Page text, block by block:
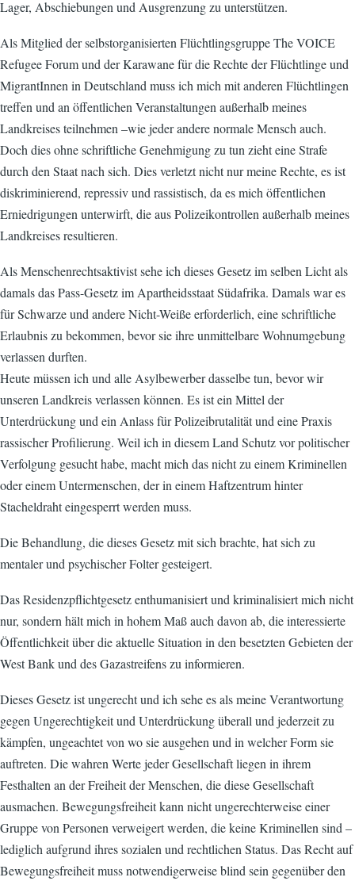
Lager, Abschiebungen und Ausgrenzung zu unterstützen.
Als Mitglied der selbstorganisierten Flüchtlingsgruppe The VOICE
Refugee Forum und der Karawane für die Rechte der Flüchtlinge und
MigrantInnen in Deutschland muss ich mich mit anderen Flüchtlingen
treffen und an öffentlichen Veranstaltungen außerhalb meines
Landkreises teilnehmen –wie jeder andere normale Mensch auch.
Doch dies ohne schriftliche Genehmigung zu tun zieht eine Strafe
durch den Staat nach sich. Dies verletzt nicht nur meine Rechte, es ist
diskriminierend, repressiv und rassistisch, da es mich öffentlichen
Erniedrigungen unterwirft, die aus Polizeikontrollen außerhalb meines
Landkreises resultieren.
Als Menschenrechtsaktivist sehe ich dieses Gesetz im selben Licht als
damals das Pass-Gesetz im Apartheidsstaat Südafrika. Damals war es
für Schwarze und andere Nicht-Weiße erforderlich, eine schriftliche
Erlaubnis zu bekommen, bevor sie ihre unmittelbare Wohnumgebung
verlassen durften.
Heute müssen ich und alle Asylbewerber dasselbe tun, bevor wir
unseren Landkreis verlassen können. Es ist ein Mittel der
Unterdrückung und ein Anlass für Polizeibrutalität und eine Praxis
rassischer Profilierung. Weil ich in diesem Land Schutz vor politischer
Verfolgung gesucht habe, macht mich das nicht zu einem Kriminellen
oder einem Untermenschen, der in einem Haftzentrum hinter
Stacheldraht eingesperrt werden muss.
Die Behandlung, die dieses Gesetz mit sich brachte, hat sich zu
mentaler und psychischer Folter gesteigert.
Das Residenzpflichtgesetz enthumanisiert und kriminalisiert mich nicht
nur, sondern hält mich in hohem Maß auch davon ab, die interessierte
Öffentlichkeit über die aktuelle Situation in den besetzten Gebieten der
West Bank und des Gazastreifens zu informieren.
Dieses Gesetz ist ungerecht und ich sehe es als meine Verantwortung
gegen Ungerechtigkeit und Unterdrückung überall und jederzeit zu
kämpfen, ungeachtet von wo sie ausgehen und in welcher Form sie
auftreten. Die wahren Werte jeder Gesellschaft liegen in ihrem
Festhalten an der Freiheit der Menschen, die diese Gesellschaft
ausmachen. Bewegungsfreiheit kann nicht ungerechterweise einer
Gruppe von Personen verweigert werden, die keine Kriminellen sind –
lediglich aufgrund ihres sozialen und rechtlichen Status. Das Recht auf
Bewegungsfreiheit muss notwendigerweise blind sein gegenüber den